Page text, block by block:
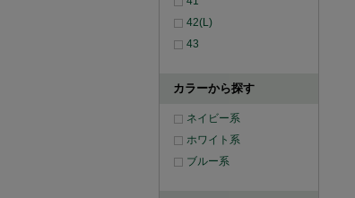
42(L)
43
カラーから探す
ネイビー系
ホワイト系
ブルー系